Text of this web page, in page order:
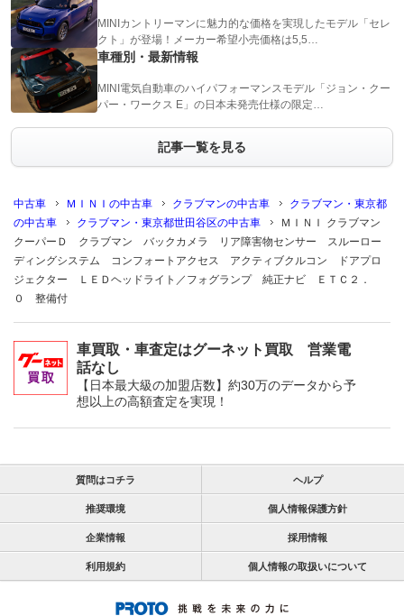
MINIカントリーマンに魅力的な価格を実現したモデル「セレ
クト」が登場！メーカー希望小売価格は5,5…
車種別・最新情報
MINI電気自動車のハイパフォーマンスモデル「ジョン・クー
パー・ワークス E」の日本未発売仕様の限定…
記事一覧を見る
中古車 ＭＩＮＩの中古車 クラブマンの中古車
クラブマン・東京都
の中古車
クラブマン・東京都世田谷区の中古車
ＭＩＮＩ クラブマン
クーパーＤ クラブマン バックカメラ リア障害物センサー スルーロー
ディングシステム コンフォートアクセス アクティブクルコン ドアプロ
ジェクター ＬＥＤヘッドライト／フォグランプ 純正ナビ ＥＴＣ２．
０ 整備付
車買取・車査定はグーネット買取 営業電
話なし
【日本最大級の加盟店数】約30万のデータから予
想以上の高額査定を実現！
質問はコチラ ヘルプ
推奨環境 個人情報保護方針
企業情報 採用情報
利用規約 個人情報の取扱いについて